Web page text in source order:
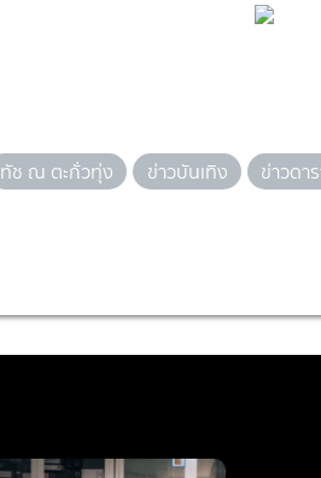
ทัช ณ ตะกั่วทุ่ง ข่าวบันเทิง ข่าวดา